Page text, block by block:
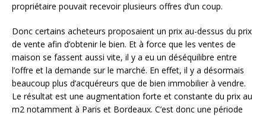
propriétaire pouvait recevoir plusieurs offres d’un coup.
Donc certains acheteurs proposaient un prix au-dessus du prix
de vente afin d’obtenir le bien. Et à force que les ventes de
maison se fassent aussi vite, il y a eu un déséquilibre entre
l’offre et la demande sur le marché. En effet, il y a désormais
beaucoup plus d’acquéreurs que de bien immobilier à vendre.
Le résultat est une augmentation forte et constante du prix au
m2 notamment à Paris et Bordeaux. C’est donc une période